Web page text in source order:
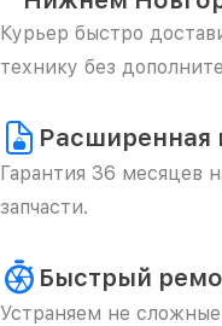
Курьер быстро
технику без
Расширенная
Гарантия 36 месяцев
запчасти.
Быстрый
Устраняем не